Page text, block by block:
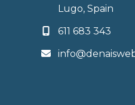
Lugo, Spain
611 683 343